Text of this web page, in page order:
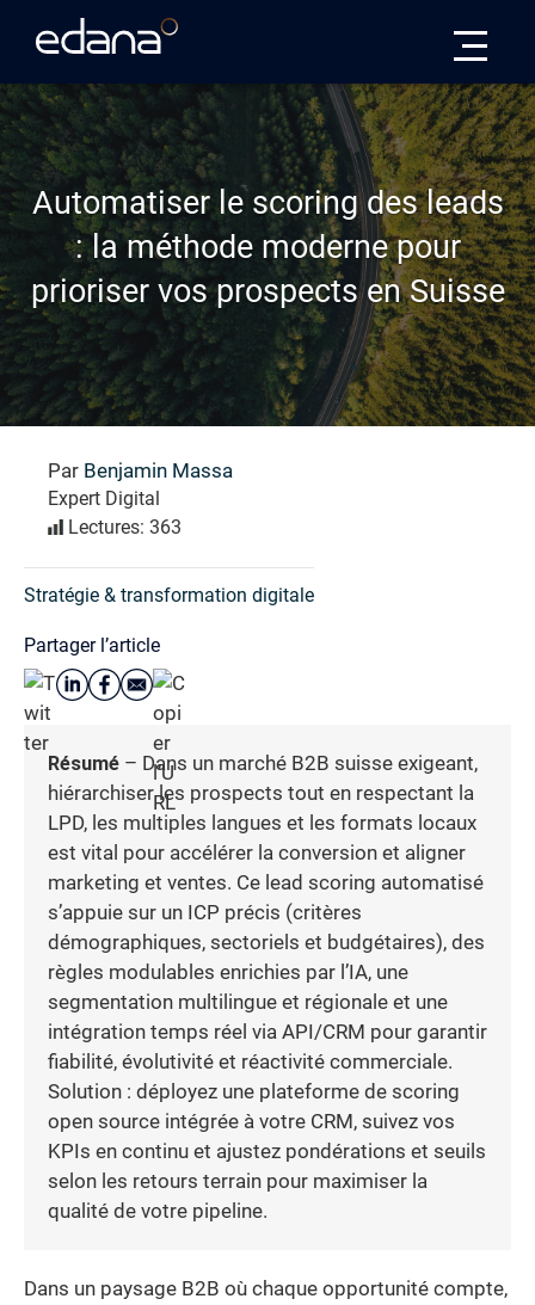
Automatiser le scoring des leads
: la méthode moderne pour
prioriser vos prospects en Suisse
Par Benjamin Massa
Expert Digital
Lectures: 363
Stratégie & transformation digitale
Partager l’article
Résumé – Dans un marché B2B suisse exigeant,
hiérarchiser les prospects tout en respectant la
LPD, les multiples langues et les formats locaux
est vital pour accélérer la conversion et aligner
marketing et ventes. Ce lead scoring automatisé
s’appuie sur un ICP précis (critères
démographiques, sectoriels et budgétaires), des
règles modulables enrichies par l’IA, une
segmentation multilingue et régionale et une
intégration temps réel via API/CRM pour garantir
fiabilité, évolutivité et réactivité commerciale.
Solution : déployez une plateforme de scoring
open source intégrée à votre CRM, suivez vos
KPIs en continu et ajustez pondérations et seuils
selon les retours terrain pour maximiser la
qualité de votre pipeline.
Dans un paysage B2B où chaque opportunité compte,